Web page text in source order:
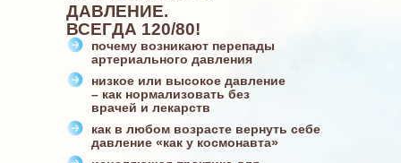
почему возникают перепады
артериального давления
низкое или высокое давление
– как нормализовать без
врачей и лекарств
как в любом возрасте вернуть себе
давление «как у космонавта»
ДАВЛЕНИЕ.
ВСЕГДА 120/80!